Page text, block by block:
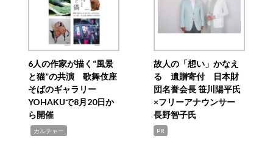
6人の作家が描く“風景
と猫”の共演 歌舞伎座
そばのギャラリー
YOHAKUで8月20日か
ら開催
カルチャー
故人の「想い」かなえ
る 遺贈寄付 日本財
団名誉会長 笹川陽平氏
×フリーアナウンサー
長野智子氏
PR